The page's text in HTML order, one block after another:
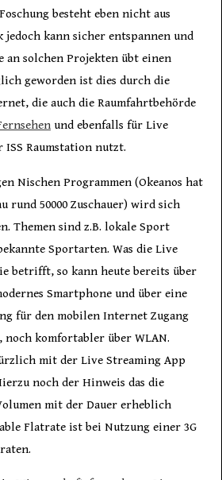
besteht eben nicht aus
jedoch kann sicher entspannen und
an solchen Projekten übt einen
geworden ist dies durch die
die auch die Raumfahrtbehörde
und ebenfalls für Live
ISS Raumstation nutzt.
Nischen Programmen (Okeanos hat
rund 50000 Zuschauer) wird sich
Themen sind z.B. lokale Sport
Sportarten. Was die Live
betrifft, so kann heute bereits über
Smartphone und über eine
für den mobilen Internet Zugang
noch komfortabler über WLAN.
mit der Live Streaming App
noch der Hinweis das die
mit der Dauer erheblich
Flatrate ist bei Nutzung einer 3G